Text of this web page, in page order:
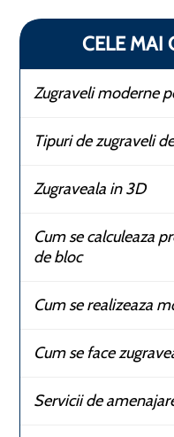
CELE MAI
Zugraveli moderne
Tipuri de zugraveli
Zugraveala in 3D
Cum se calculeaza
de bloc
Cum se realizeaza
Cum se face
Servicii de